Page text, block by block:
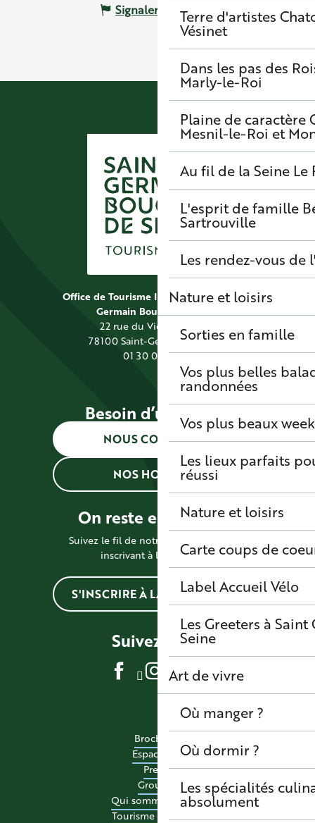
Terre d'artistes
Vésinet
Dans les pas des
Marly-le-Roi
Plaine de caractère
Mesnil-le-Roi et
Au fil de la Seine Le
L'esprit de famille
Sartrouville
Les rendez-vous de
Nature et loisirs
Sorties en famille
Vos plus belles
randonnées
Vos plus beaux
Les lieux parfaits
réussi
Nature et loisirs
Carte coups de
Label Accueil Vélo
Les Greeters à
Seine
Art de vivre
Où manger ?
Où dormir ?
Les spécialités
absolument
Signaler une erreur
Office de Tourisme Intercommunal Saint
Germain Boucles de Seine
22 rue du Vieil Abreuvoir
78100 Saint-Germain-en-Laye
01 30 09 39 89
Besoin d’une info ?
NOUS CONTACTER
NOS HORAIRES
On reste en contact !
Suivez le fil de notre actualité en vous
inscrivant à la newsletter
S'INSCRIRE À LA NEWSLETTER
Suivez-nous
Brochures
Espace pro
Presse
Groupes
Qui sommes-nous ?
Tourisme accessible